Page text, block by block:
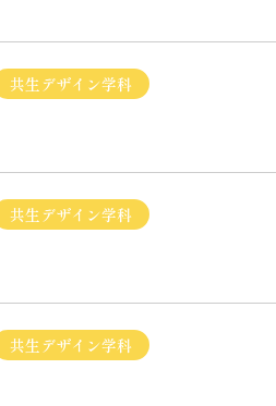
共生デザイン学科
共生デザイン学科
共生デザイン学科